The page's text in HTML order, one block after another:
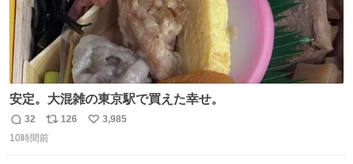
安定。大混雑の東京駅で買えた幸せ。
返
信
32
リ
ポ
126
い
3,985
10時間前